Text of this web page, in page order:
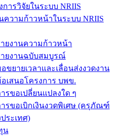
การวิจัยในระบบ NRIIS
ความก้าวหน้าในระบบ NRIIS
ยงานความก้าวหน้า
ยงานฉบับสมบูรณ์
ขยายเวลาและเลื่อนส่งงวดงาน
เสนอโครงการ บพข.
รขอเปลี่ยนแปลงใด ๆ
รขอเบิกเงินงวดพิเศษ (ครุภัณฑ์
ระเทศ)
น